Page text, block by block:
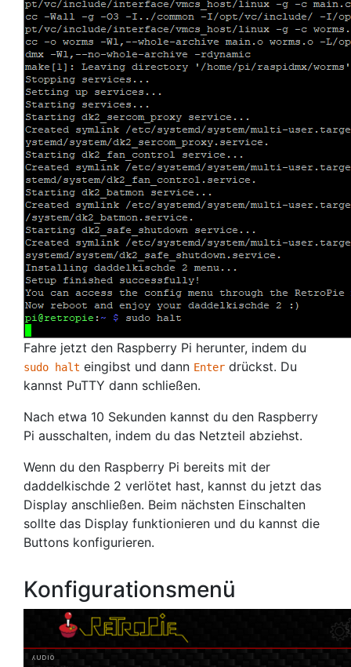
Fahre jetzt den Raspberry Pi herunter, indem du
sudo halt eingibst und dann Enter drückst. Du
kannst PuTTY dann schließen.
Nach etwa 10 Sekunden kannst du den Raspberry
Pi ausschalten, indem du das Netzteil abziehst.
Wenn du den Raspberry Pi bereits mit der
daddelkischde 2 verlötet hast, kannst du jetzt das
Display anschließen. Beim nächsten Einschalten
sollte das Display funktionieren und du kannst die
Buttons konfigurieren.
Konfigurationsmenü